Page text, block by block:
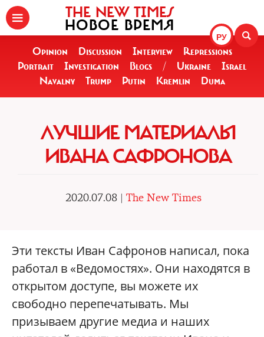
РУ
THE NEW TIMES
НОВОЕ ВРЕМЯ
Opinion Discussion Interview
Repressions
Portrait
Investigation Blogs / Ukraine
Israel
Navalny
Trump Putin Kremlin Duma
ЛУЧШИЕ МАТЕРИАЛЫ
ИВАНА САФРОНОВА
2020.07.08 | The New Times
Эти тексты Иван Сафронов написал, пока
работал в «Ведомостях». Они находятся в
открытом доступе, вы можете их
свободно перепечатывать. Мы
призываем другие медиа и наших